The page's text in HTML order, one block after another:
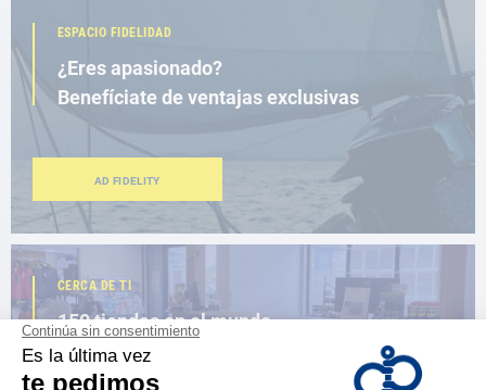
ESPACIO FIDELIDAD
¿Eres apasionado?
Benefíciate de ventajas exclusivas
AD FIDELITY
CERCA DE TI
150 tiendas en el mundo,
la fuerza de una red